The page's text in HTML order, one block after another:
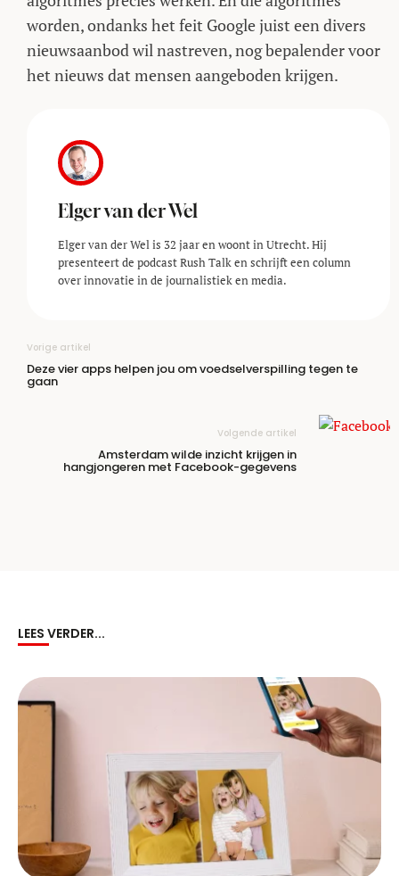
worden, ondanks het feit Google juist een divers
nieuwsaanbod wil nastreven, nog bepalender voor
het nieuws dat mensen aangeboden krijgen.
Elger van der Wel
Elger van der Wel is 32 jaar en woont in Utrecht. Hij
presenteert de podcast Rush Talk en schrijft een column
over innovatie in de journalistiek en media.
Vorige artikel
Deze vier apps helpen jou om voedselverspilling tegen te
gaan
Volgende artikel
Amsterdam wilde inzicht krijgen in
hangjongeren met Facebook-gegevens
LEES VERDER...